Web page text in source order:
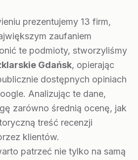
prezentujemy 13 firm,
zaufaniem
te podmioty, stworzyliśmy
Gdańsk, opierając
dostępnych opiniach
Analizując te dane,
zarówno średnią ocenę, jak
treść recenzji
klientów.
patrzeć nie tylko na samą